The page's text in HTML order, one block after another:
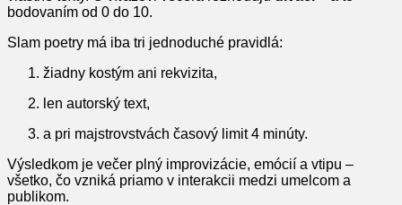
bodovaním od 0 do 10.
Slam poetry má iba tri jednoduché pravidlá:
žiadny kostým ani rekvizita,
len autorský text,
a pri majstrovstvách časový limit 4 minúty.
Výsledkom je večer plný improvizácie, emócií a vtipu –
všetko, čo vzniká priamo v interakcii medzi umelcom a
publikom.